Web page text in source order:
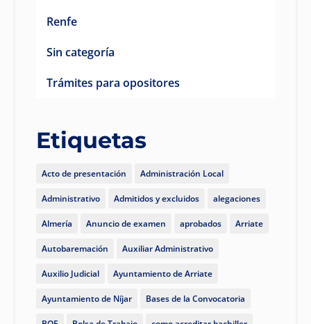
Renfe
Sin categoría
Trámites para opositores
Etiquetas
Acto de presentación Administración Local
Administrativo Admitidos y excluidos alegaciones
Almería Anuncio de examen aprobados Arriate
Autobaremación Auxiliar Administrativo
Auxilio Judicial Ayuntamiento de Arriate
Ayuntamiento de Níjar Bases de la Convocatoria